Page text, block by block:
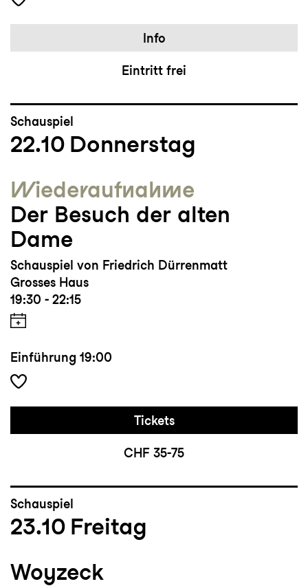
Info
Eintritt frei
Schauspiel
22.10 Donnerstag
Wieder­aufnahme
Der Besuch der alten
Dame
Schauspiel von Friedrich Dürrenmatt
Grosses Haus
19:30 - 22:15
Einführung 19:00
Tickets
CHF 35-75
Schauspiel
23.10 Freitag
Woyzeck